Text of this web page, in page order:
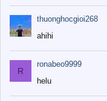
thuonghocgioi268
ahihi
R
ronabeo9999
helu